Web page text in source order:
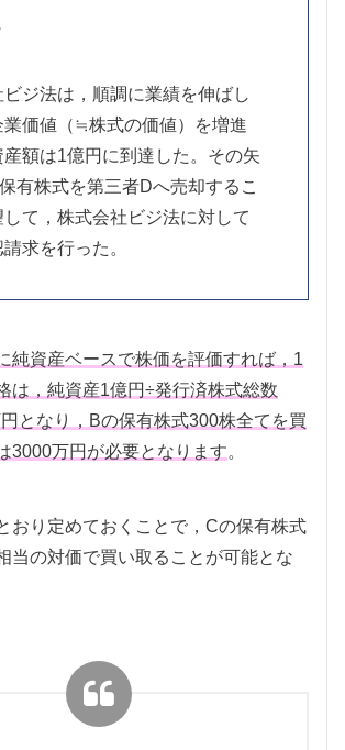
ジ法は，順調に業績を伸ばし
業価値（≒株式の価値）を増進
産額は1億円に到達した。その矢
有株式を第三者Dへ売却するこ
して，株式会社ビジ法に対して
求を行った。
純資産ベースで株価を評価すれば，1
は，純資産1億円÷発行済株式総数
となり，Bの保有株式300株全てを買
3000万円が必要となります。
おり定めておくことで，Cの保有株式
当の対価で買い取ることが可能とな